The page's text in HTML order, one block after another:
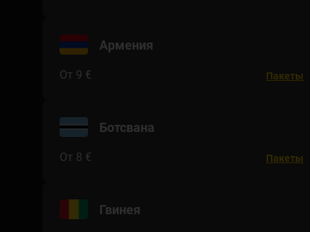
Армения
От 9 € Пакеты
Ботсвана
От 8 € Пакеты
Гвинея